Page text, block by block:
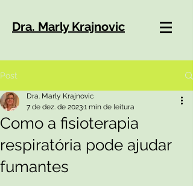
Dra. Marly Krajnovic
Post
Como a fisioterapia
respiratória pode ajudar
fumantes
Dra. Marly Krajnovic
7 de dez. de 20231 min de leitura